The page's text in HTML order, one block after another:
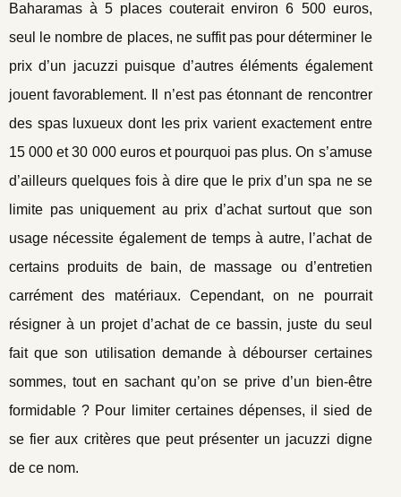
Baharamas à 5 places couterait environ 6 500 euros,
seul le nombre de places, ne suffit pas pour déterminer le
prix d’un jacuzzi puisque d’autres éléments également
jouent favorablement. Il n’est pas étonnant de rencontrer
des spas luxueux dont les prix varient exactement entre
15 000 et 30 000 euros et pourquoi pas plus. On s’amuse
d’ailleurs quelques fois à dire que le prix d’un spa ne se
limite pas uniquement au prix d’achat surtout que son
usage nécessite également de temps à autre, l’achat de
certains produits de bain, de massage ou d’entretien
carrément des matériaux. Cependant, on ne pourrait
résigner à un projet d’achat de ce bassin, juste du seul
fait que son utilisation demande à débourser certaines
sommes, tout en sachant qu’on se prive d’un bien-être
formidable ? Pour limiter certaines dépenses, il sied de
se fier aux critères que peut présenter un jacuzzi digne
de ce nom.